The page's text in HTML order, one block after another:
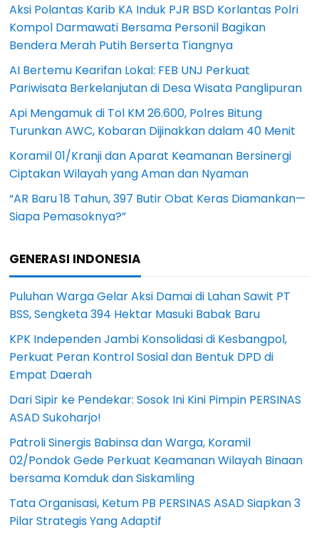
Aksi Polantas Karib KA Induk PJR BSD Korlantas Polri
Kompol Darmawati Bersama Personil Bagikan
Bendera Merah Putih Berserta Tiangnya
AI Bertemu Kearifan Lokal: FEB UNJ Perkuat
Pariwisata Berkelanjutan di Desa Wisata Panglipuran
Api Mengamuk di Tol KM 26.600, Polres Bitung
Turunkan AWC, Kobaran Dijinakkan dalam 40 Menit
Koramil 01/Kranji dan Aparat Keamanan Bersinergi
Ciptakan Wilayah yang Aman dan Nyaman
“AR Baru 18 Tahun, 397 Butir Obat Keras Diamankan—
Siapa Pemasoknya?”
GENERASI INDONESIA
Puluhan Warga Gelar Aksi Damai di Lahan Sawit PT
BSS, Sengketa 394 Hektar Masuki Babak Baru
KPK Independen Jambi Konsolidasi di Kesbangpol,
Perkuat Peran Kontrol Sosial dan Bentuk DPD di
Empat Daerah
Dari Sipir ke Pendekar: Sosok Ini Kini Pimpin PERSINAS
ASAD Sukoharjo!
Patroli Sinergis Babinsa dan Warga, Koramil
02/Pondok Gede Perkuat Keamanan Wilayah Binaan
bersama Komduk dan Siskamling
Tata Organisasi, Ketum PB PERSINAS ASAD Siapkan 3
Pilar Strategis Yang Adaptif